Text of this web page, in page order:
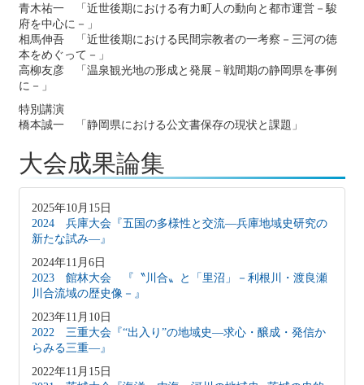
青木祐一 「近世後期における有力町人の動向と都市運営－駿
府を中心に－」
相馬伸吾 「近世後期における民間宗教者の一考察－三河の徳
本をめぐって－」
高柳友彦 「温泉観光地の形成と発展－戦間期の静岡県を事例
に－」
特別講演
橋本誠一 「静岡県における公文書保存の現状と課題」
大会成果論集
2025年10月15日
2024 兵庫大会『五国の多様性と交流―兵庫地域史研究の
新たな試み―』
2024年11月6日
2023 館林大会 『〝川合〟と「里沼」－利根川・渡良瀬
川合流域の歴史像－』
2023年11月10日
2022 三重大会『“出入り”の地域史―求心・醸成・発信か
らみる三重―』
2022年11月15日